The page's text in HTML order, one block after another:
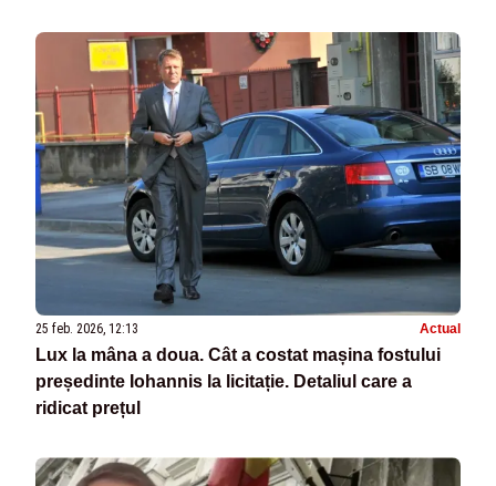
25 feb. 2026, 12:13 Actual
Lux la mâna a doua. Cât a costat mașina fostului
președinte Iohannis la licitație. Detaliul care a
ridicat prețul